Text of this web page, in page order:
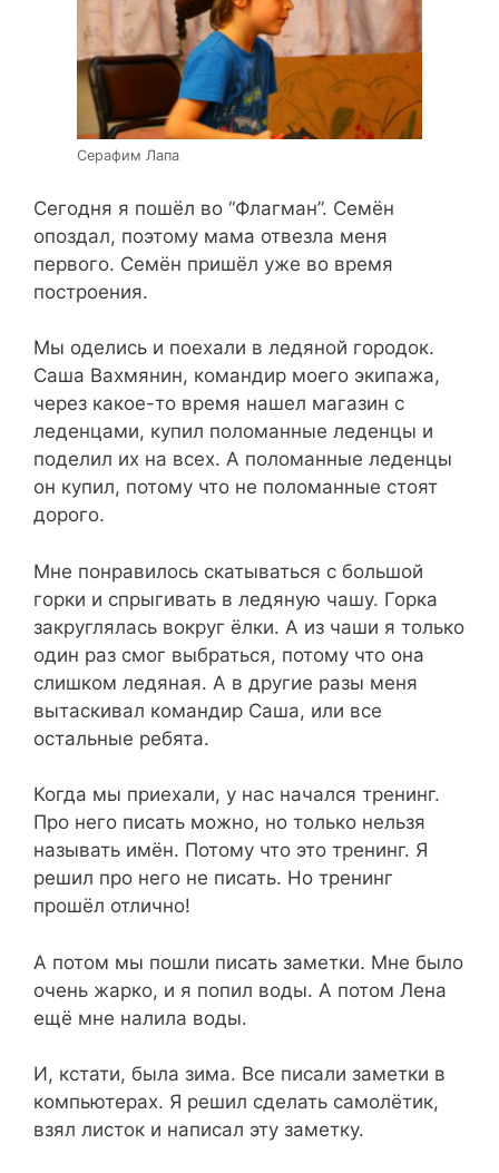
Серафим Лапа
Сегодня я пошёл во “Флагман”. Семён
опоздал, поэтому мама отвезла меня
первого. Семён пришёл уже во время
построения.
Мы оделись и поехали в ледяной городок.
Саша Вахмянин, командир моего экипажа,
через какое-то время нашел магазин с
леденцами, купил поломанные леденцы и
поделил их на всех. А поломанные леденцы
он купил, потому что не поломанные стоят
дорого.
Мне понравилось скатываться с большой
горки и спрыгивать в ледяную чашу. Горка
закруглялась вокруг ёлки. А из чаши я только
один раз смог выбраться, потому что она
слишком ледяная. А в другие разы меня
вытаскивал командир Саша, или все
остальные ребята.
Когда мы приехали, у нас начался тренинг.
Про него писать можно, но только нельзя
называть имён. Потому что это тренинг. Я
решил про него не писать. Но тренинг
прошёл отлично!
А потом мы пошли писать заметки. Мне было
очень жарко, и я попил воды. А потом Лена
ещё мне налила воды.
И, кстати, была зима. Все писали заметки в
компьютерах. Я решил сделать самолётик,
взял листок и написал эту заметку.